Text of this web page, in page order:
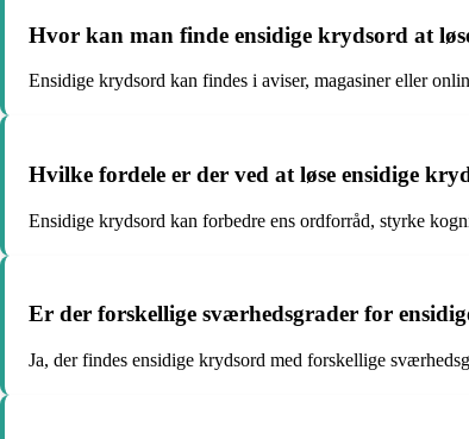
Hvor kan man finde ensidige krydsord at
Ensidige krydsord kan findes i aviser, magasiner eller
Hvilke fordele er der ved at løse ensidige
Ensidige krydsord kan forbedre ens ordforråd, styrke
Er der forskellige sværhedsgrader for
Ja, der findes ensidige krydsord med forskellige